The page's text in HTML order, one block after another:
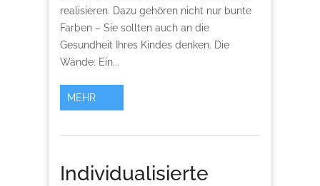
realisieren. Dazu gehören nicht nur bunte
Farben – Sie sollten auch an die
Gesundheit Ihres Kindes denken. Die
Wände: Ein...
MEHR
Individualisierte